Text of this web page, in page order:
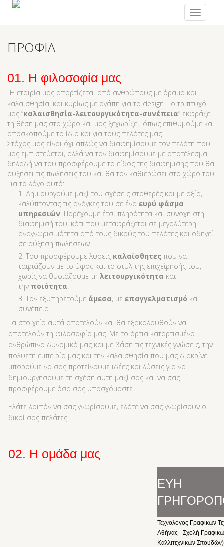
Toggle
navigation
ΠΡΟΦΙΛ
01. Η φιλοσοφία μας
Η εταιρία μας απαρτίζεται από ανθρώπους με όραμα και
καλαισθησία, και κυρίως με αγάπη για το design. Το τριπτυχό
μας “καλαισθησία-λειτουργικότητα-συνέπεια” εκφράζει
τη θέση μας στο χώρο και μας ξεχωρίζει, όπως επιθυμούμε και
αποσκοπούμε το ίδιο και για τους πελάτες μας.
Στόχος μας είναι όχι απλώς να διαφημίσουμε τον πελάτη που
μας εμπιστεύεται, αλλά να τον διαφημίσουμε με αποτέλεσμα,
δηλαδή να του προσφέρουμε το είδος της διαφήμισης που θα
αυξήσει τις πωλήσεις του και θα τον καθιερώσει στο χώρο του.
Για το λόγο αυτό:
1. Δημιουργούμε μαζί του σχέσεις σταθερές και με αξία,
καλύπτοντας τις ανάγκες του σε ένα ευρύ φάσμα
υπηρεσιών. Παρέχουμε έτσι πληρότητα και συνοχή στη
διαφήμισή του, κάτι που μεταφράζεται σε μεγαλύτερη
αναγνωρισιμότητα από τους δικούς του πελάτες και οδηγεί
σε αύξηση πωλήσεων.
2. Του προσφέρουμε λύσεις καλαίσθητες που να
ταιριάζουν με το ύφος και το στυλ της επιχείρησής του,
χωρίς να θυσιάζουμε τη λειτουργικότητα και
την ποιότητα.
3. Τον εξυπηρετούμε άμεσα, με επαγγελματισμό και
συνέπεια.
Τα στοιχεία αυτά αποτελούν και θα εξακολουθούν να
αποτελούν τη φιλοσοφία μας. Με το άρτια καταρτισμένο
ανθρώπινο δυναμικό μας και με βάση τις τεχνικές γνώσεις, την
πολυετή εμπειρία μας και την καλαισθησία που μας διακρίνει
μπορούμε να σας προτείνουμε ιδέες και λύσεις για να
δημιουργήσουμε τη σχέση αυτή μαζί σας και να σας
προσφέρουμε όσα σας υποσχόμαστε.
Ελάτε λοιπόν να σας γνωρίσουμε, ελάτε να σας γνωρίσουν οι
δικοί σας πελάτες...
02. Η ομάδα μας
ΕΥΗ
Τεχνολόγος Γραφικών
Αθήνας - Σχολή
Καλλιτεχνικών Σπουδών)